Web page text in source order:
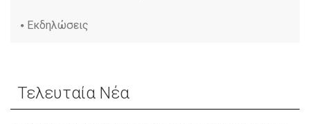
Εκδηλώσεις
Τελευταία Νέα